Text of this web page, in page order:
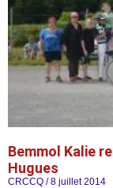
Bemmol Kalie
Hugues
CRCCQ 8 juillet 2014